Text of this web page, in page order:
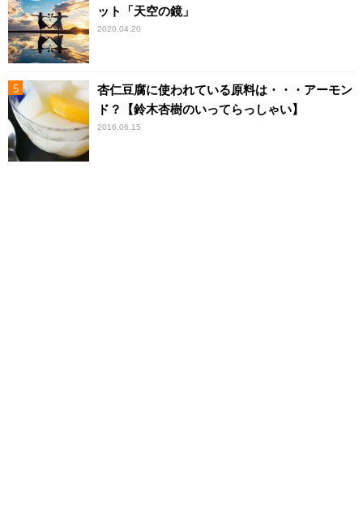
ット「天空の鏡」
2020.04.20
杏仁豆腐に使われている原料は・・・アーモン
ド？【鈴木杏樹のいってらっしゃい】
2016.06.15